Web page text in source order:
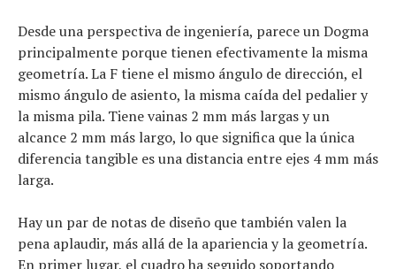
Desde una perspectiva de ingeniería, parece un Dogma
principalmente porque tienen efectivamente la misma
geometría. La F tiene el mismo ángulo de dirección, el
mismo ángulo de asiento, la misma caída del pedalier y
la misma pila. Tiene vainas 2 mm más largas y un
alcance 2 mm más largo, lo que significa que la única
diferencia tangible es una distancia entre ejes 4 mm más
larga.
Hay un par de notas de diseño que también valen la
pena aplaudir, más allá de la apariencia y la geometría.
En primer lugar, el cuadro ha seguido soportando